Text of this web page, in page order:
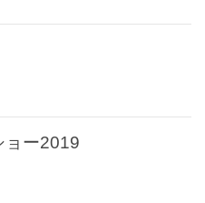
ョー2019